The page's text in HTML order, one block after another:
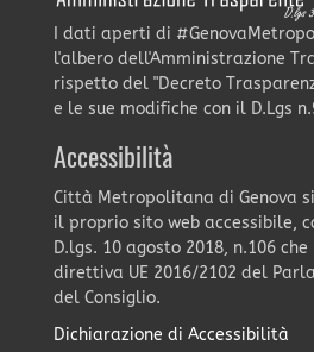
I dati aperti di
l'albero dell'Amministrazione
rispetto del "Decreto
e le sue modifiche con il D.Lgs
Accessibilità
Città Metropolitana di Genova
il proprio sito web accessibile,
D.lgs. 10 agosto 2018, n.106
direttiva UE 2016/2102 del
del Consiglio.
Dichiarazione di Accessibilità